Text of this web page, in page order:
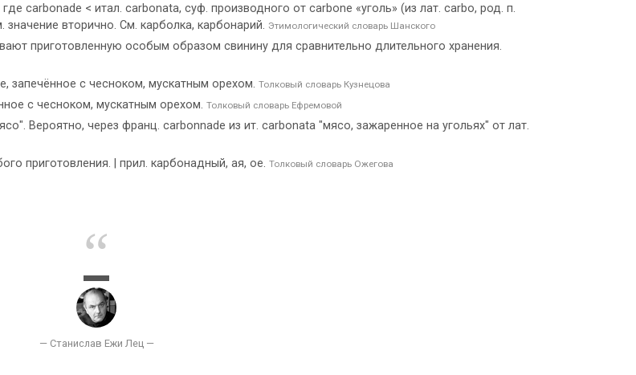
carbonade < итал. carbonata, суф. производного от carbone «уголь» (из лат. carbo, род. п.
вторично. См. карболка, карбонарий. Этимологический словарь Шанского
приготовленную особым образом свинину для сравнительно длительного хранения.
с чесноком, мускатным орехом. Толковый словарь Кузнецова
с чесноком, мускатным орехом. Толковый словарь Ефремовой
Вероятно, через франц. carbonnade из ит. саrbоnаtа "мясо, зажаренное на угольях" от лат.
приготовления. | прил. карбонадный, ая, ое. Толковый словарь Ожегова